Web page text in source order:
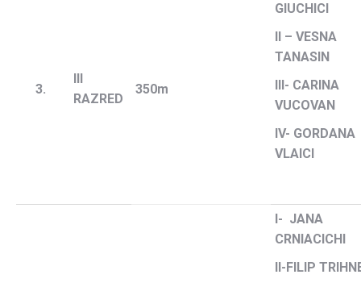
3.
III
RAZRED
350m
GIUCHICI
II – VESNA
TANASIN
III- CARINA
VUCOVAN
IV- GORDANA
VLAICI
I- JANA
CRNIACICHI
II-FILIP